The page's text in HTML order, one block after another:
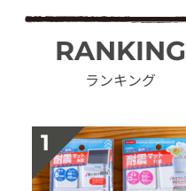
RANKING
ランキング